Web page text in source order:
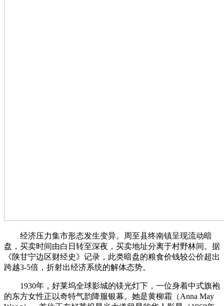
经济压力集市形态发生变异。周至县终南镇呈现流动暗
盘，买卖时间由白日转至深夜，买卖地址分离于村野林间。据
《陕甘宁边区财经史》记录，此类暗盘的粮食价钱较公价超出
跨越3-5倍，折射出经济系统的解体态势。
1930年，好莱坞全球影城的镁光灯下，一位身着中式旗袍
的东方女性正以奇特气韵降服银幕。她是黄柳霜（Anna May